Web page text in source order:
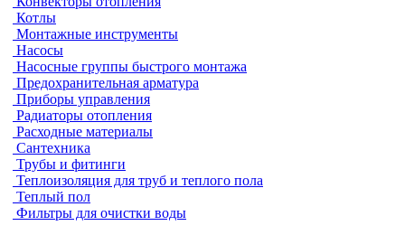
Котлы
Монтажные инструменты
Насосы
Насосные группы быстрого монтажа
Предохранительная арматура
Приборы управления
Радиаторы отопления
Расходные материалы
Сантехника
Трубы и фитинги
Теплоизоляция для труб и теплого пола
Теплый пол
Фильтры для очистки воды